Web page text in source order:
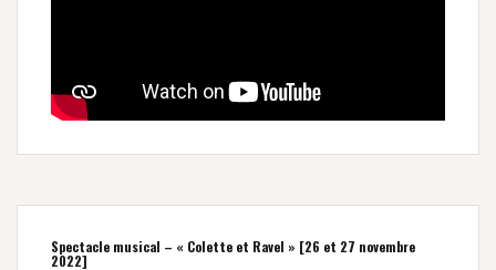
Spectacle musical – « Colette et Ravel » [26 et 27 novembre
2022]